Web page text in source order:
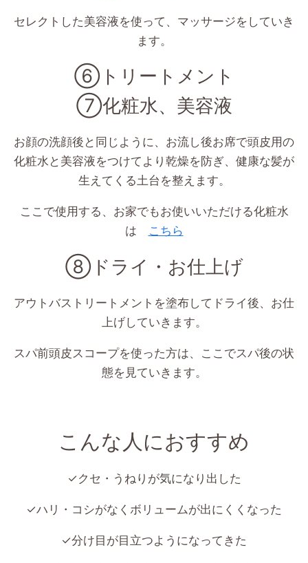
セレクトした美容液を使って、マッサージをしていき
ます。
⑥トリートメント
⑦化粧水、美容液
お顔の洗顔後と同じように、お流し後お席で頭皮用の
化粧水と美容液をつけてより乾燥を防ぎ、健康な髪が
生えてくる土台を整えます。
ここで使用する、お家でもお使いいただける化粧水
は
こちら
⑧ドライ・お仕上げ
アウトバストリートメントを塗布してドライ後、お仕
上げしていきます。
スパ前頭皮スコープを使った方は、ここでスパ後の状
態を見ていきます。
こんな人におすすめ
✓クセ・うねりが気になり出した
✓ハリ・コシがなくボリュームが出にくくなった
✓分け目が目立つようになってきた